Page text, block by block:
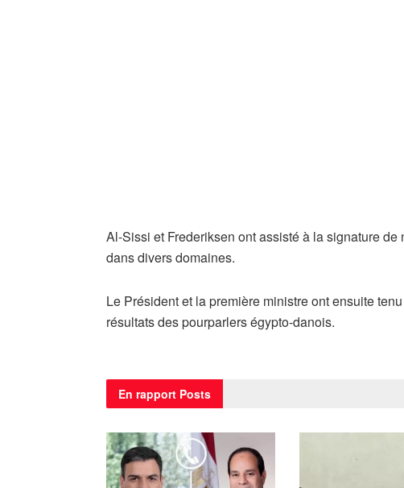
Al-Sissi et Frederiksen ont assisté à la signature
dans divers domaines.
Le Président et la première ministre ont ensuite
résultats des pourparlers égypto-danois.
En rapport Posts